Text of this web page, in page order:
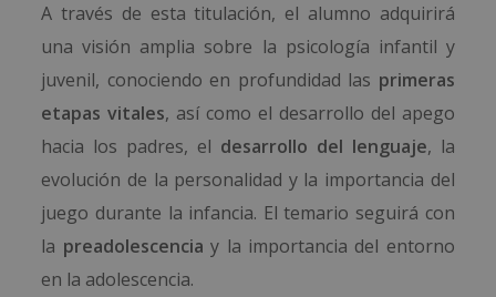
A través de esta titulación, el alumno adquirirá
una visión amplia sobre la psicología infantil y
juvenil, conociendo en profundidad las primeras
etapas vitales, así como el desarrollo del apego
hacia los padres, el desarrollo del lenguaje, la
evolución de la personalidad y la importancia del
juego durante la infancia. El temario seguirá con
la preadolescencia y la importancia del entorno
en la adolescencia.